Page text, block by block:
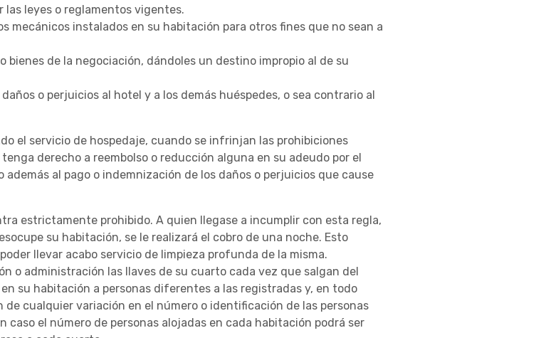
las leyes o reglamentos vigentes.
mecánicos instalados en su habitación para otros fines que no sean a
bienes de la negociación, dándoles un destino impropio al de su
o perjuicios al hotel y a los demás huéspedes, o sea contrario al
el servicio de hospedaje, cuando se infrinjan las prohibiciones
derecho a reembolso o reducción alguna en su adeudo por el
al pago o indemnización de los daños o perjuicios que cause
estrictamente prohibido. A quien llegase a incumplir con esta regla,
su habitación, se le realizará el cobro de una noche. Esto
llevar acabo servicio de limpieza profunda de la misma.
o administración las llaves de su cuarto cada vez que salgan del
su habitación a personas diferentes a las registradas y, en todo
de cualquier variación en el número o identificación de las personas
el número de personas alojadas en cada habitación podrá ser